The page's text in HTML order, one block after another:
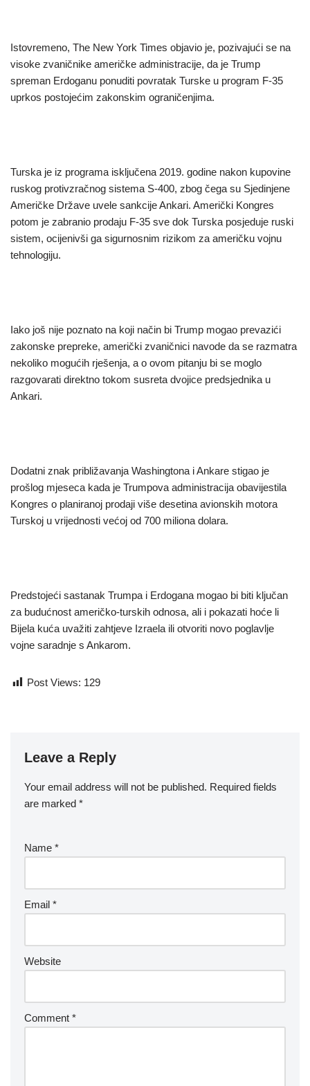
Istovremeno, The New York Times objavio je, pozivajući se na
visoke zvaničnike američke administracije, da je Trump
spreman Erdoganu ponuditi povratak Turske u program F-35
uprkos postojećim zakonskim ograničenjima.
Turska je iz programa isključena 2019. godine nakon kupovine
ruskog protivzračnog sistema S-400, zbog čega su Sjedinjene
Američke Države uvele sankcije Ankari. Američki Kongres
potom je zabranio prodaju F-35 sve dok Turska posjeduje ruski
sistem, ocijenivši ga sigurnosnim rizikom za američku vojnu
tehnologiju.
Iako još nije poznato na koji način bi Trump mogao prevazići
zakonske prepreke, američki zvaničnici navode da se razmatra
nekoliko mogućih rješenja, a o ovom pitanju bi se moglo
razgovarati direktno tokom susreta dvojice predsjednika u
Ankari.
Dodatni znak približavanja Washingtona i Ankare stigao je
prošlog mjeseca kada je Trumpova administracija obavijestila
Kongres o planiranoj prodaji više desetina avionskih motora
Turskoj u vrijednosti većoj od 700 miliona dolara.
Predstojeći sastanak Trumpa i Erdogana mogao bi biti ključan
za budućnost američko-turskih odnosa, ali i pokazati hoće li
Bijela kuća uvažiti zahtjeve Izraela ili otvoriti novo poglavlje
vojne saradnje s Ankarom.
Post Views: 129
Leave a Reply
Your email address will not be published. Required fields
are marked *
Name *
Email *
Website
Comment *